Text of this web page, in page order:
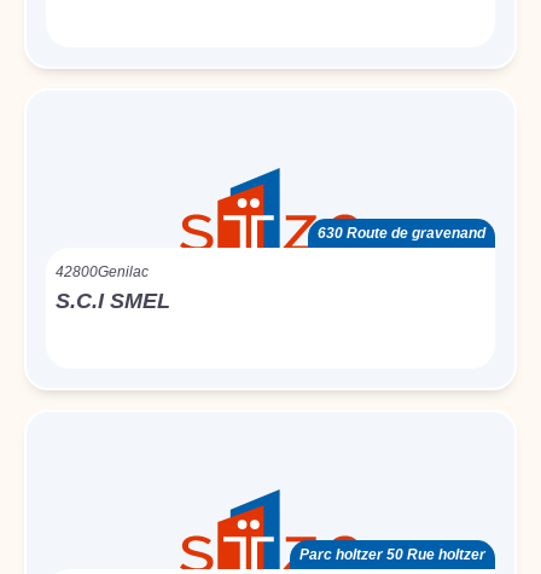
630 Route de gravenand
42800Genilac
S.C.I SMEL
Parc holtzer 50 Rue holtzer